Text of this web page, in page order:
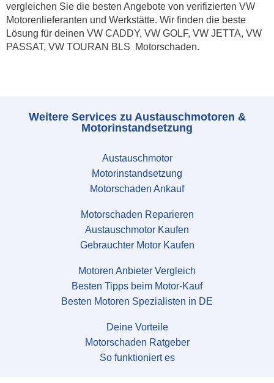
vergleichen Sie die besten Angebote von verifizierten VW
Motorenlieferanten und Werkstätte. Wir finden die beste
Lösung für deinen VW CADDY, VW GOLF, VW JETTA, VW
PASSAT, VW TOURAN BLS Motorschaden.
Weitere Services zu Austauschmotoren &
Motorinstandsetzung
Austauschmotor
Motorinstandsetzung
Motorschaden Ankauf
Motorschaden Reparieren
Austauschmotor Kaufen
Gebrauchter Motor Kaufen
Motoren Anbieter Vergleich
Besten Tipps beim Motor-Kauf
Besten Motoren Spezialisten in DE
Deine Vorteile
Motorschaden Ratgeber
So funktioniert es